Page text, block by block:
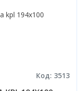
Код: 3513